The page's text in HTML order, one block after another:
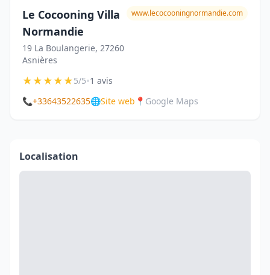
Le Cocooning Villa
Normandie
19 La Boulangerie, 27260
Asnières
www.lecocooningnormandie.com
★★★★★5/5•1 avis
📞+33643522635🌐Site web 📍 Google Maps
Localisation